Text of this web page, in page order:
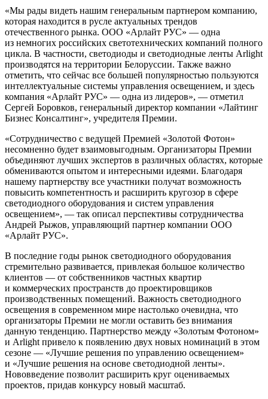
«Мы рады видеть нашим генеральным партнером компанию,
которая находится в русле актуальных трендов
отечественного рынка. ООО «Арлайт РУС» — одна
из немногих российских светотехнических компаний полного
цикла. В частности, светодиоды и светодиодные ленты Arlight
производятся на территории Белоруссии. Также важно
отметить, что сейчас все большей популярностью пользуются
интеллектуальные системы управления освещением, и здесь
компания «Арлайт РУС» — одна из лидеров», — отметил
Сергей Боровков, генеральный директор компании «Лайтинг
Бизнес Консалтинг», учредителя Премии.
«Сотрудничество с ведущей Премией «Золотой Фотон»
несомненно будет взаимовыгодным. Организаторы Премии
объединяют лучших экспертов в различных областях, которые
обмениваются опытом и интересными идеями. Благодаря
нашему партнерству все участники получат возможность
повысить компетентность и расширить кругозор в сфере
светодиодного оборудования и систем управления
освещением», — так описал перспективы сотрудничества
Андрей Рыжов, управляющий партнер компании ООО
«Арлайт РУС».
В последние годы рынок светодиодного оборудования
стремительно развивается, привлекая большое количество
клиентов — от собственников частных квартир
и коммерческих пространств до проектировщиков
производственных помещений. Важность светодиодного
освещения в современном мире настолько очевидна, что
организаторы Премии не могли оставить без внимания
данную тенденцию. Партнерство между «Золотым Фотоном»
и Arlight привело к появлению двух новых номинаций в этом
сезоне — «Лучшие решения по управлению освещением»
и «Лучшие решения на основе светодиодной ленты».
Нововведение позволит расширить круг оцениваемых
проектов, придав конкурсу новый масштаб.